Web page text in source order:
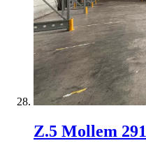
Z.5 Mollem 291